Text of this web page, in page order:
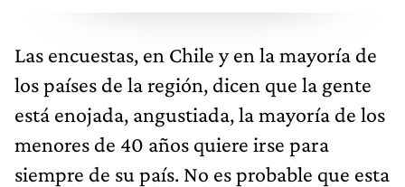
Las encuestas, en Chile y en la mayoría de
los países de la región, dicen que la gente
está enojada, angustiada, la mayoría de los
menores de 40 años quiere irse para
siempre de su país. No es probable que esta